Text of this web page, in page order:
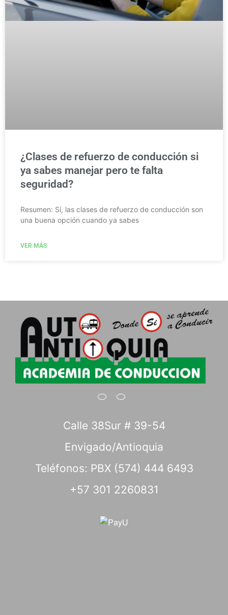
¿Clases de refuerzo de conducción si
ya sabes manejar pero te falta
seguridad?
Resumen: Sí, las clases de refuerzo de conducción son
una buena opción cuando ya sabes
VER MÁS
Calle 38Sur # 39-54
Envigado/Antioquia
Teléfonos: PBX (574) 444 6493
+57 301 2260831